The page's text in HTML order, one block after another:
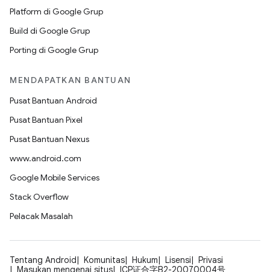
Platform di Google Grup
Build di Google Grup
Porting di Google Grup
MENDAPATKAN BANTUAN
Pusat Bantuan Android
Pusat Bantuan Pixel
Pusat Bantuan Nexus
www.android.com
Google Mobile Services
Stack Overflow
Pelacak Masalah
Tentang Android Komunitas Hukum Lisensi
Privasi
Masukan mengenai situs
ICP证合字B2-20070004号